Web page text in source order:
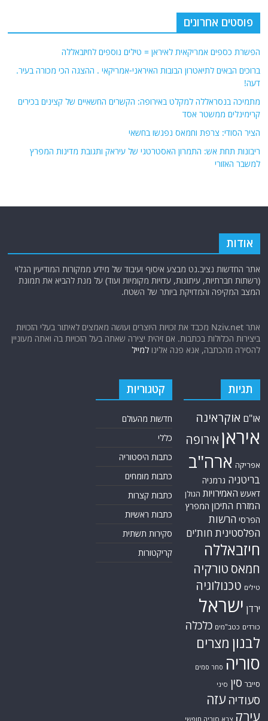
פוסטים אחרונים
הפשרת כספים אמריקאית לאיראן = טילים נוספים לחיזבאללה
ברוכים הבאים לתיאטרון הבובות האיראני-אמריקאי . ההצגה הכי מכורה בעיר.
דעה!
מתמיכה בנסראללה למקלט באירופה: הקשרים החשאיים של קצינים בכירים
קרימינלים ממשטר אסד
הציר הסודי: צרפת וחמאס נפגשו בחשאי
ריבונות תחת אש: התמרון האסטרטגי של עיראק ותגובת מדינות המפרץ
למשבר האזורי
אודות
אתר החדשות נציב.נט מבצע איסוף ועיבוד של מידע ממקורות המודיעין הגלוי
(רשתות חברתיות, עיתונות, עדויות מקומיות ועוד) על מנת להביא את תמונת
המצב המקיפה והמדויקת ביותר של השטח.
אתר Nziv.net מכבד את זכויות היוצרים ועושה מאמצים לאיתור בעלי הזכויות
ביצירות הכלולות בכתבות. אם זיהית יצירה שאתה בעל הזכויות בה ואתה מעוניין
להסירה מהכתבה, אנא פנה אלינולמייל
תגיות
או"ם אוקראינה
איראן אירופה
אפריקה ארה"ב
בריטניה גרמניה
דאעש האמירויות הגולן
המזרח התיכון המפרץ
הפרסי הרשות
הפלסטינית חות'ים
חיזבאללה
חמאס טורקיה
טילים טכנולוגיה
ירדן ישראל
כורדים כטב"מים כלכלה
לבנון מצרים
סוריה סחר סמים
סייבר סין סיני
סעודיה עזה
עירק צבא סוריה חופשי
קטגוריות
חדשות מהעולם
כללי
כתבות היסטוריה
כתבות מומחים
כתבות קצרות
כתבות ראשיות
סקירות תשתית
קריקטורות